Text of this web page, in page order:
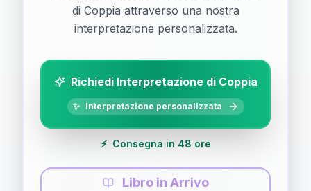
di Coppia attraverso una nostra
interpretazione personalizzata.
Richiedi Interpretazione di Coppia
✨ Interpretazione personalizzata
⚡ Consegna in 48 ore
Libro in Arrivo